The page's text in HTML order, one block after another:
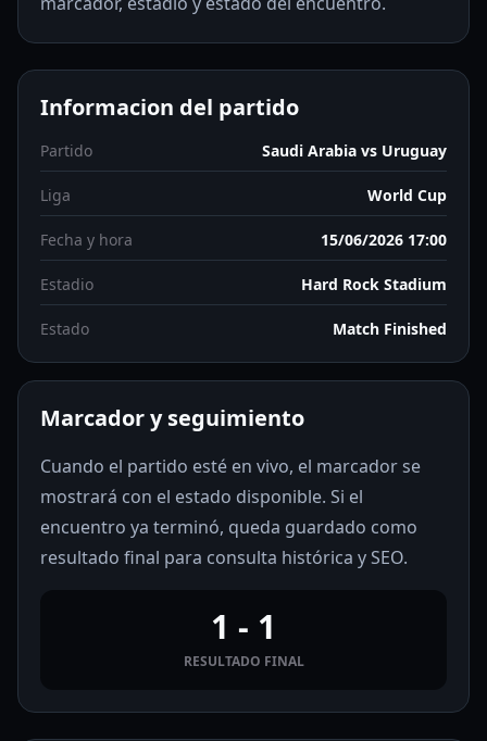
Informacion del partido
Partido Saudi Arabia vs Uruguay
Liga World Cup
Fecha y hora 15/06/2026 17:00
Estadio Hard Rock Stadium
Estado Match Finished
Marcador y seguimiento
Cuando el partido esté en vivo, el marcador se
mostrará con el estado disponible. Si el
encuentro ya terminó, queda guardado como
resultado final para consulta histórica y SEO.
1 - 1
RESULTADO FINAL